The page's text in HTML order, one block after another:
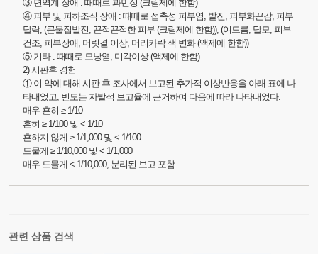
③ 면역계 장애 : 때때로 과민성 (크림제에 한함)
④ 피부 및 피하조직 장애 : 때때로 접촉성 피부염, 발진, 피부화끈감, 피부
탈락, (큰물집발진, 끈적끈적한 피부 (크림제에 한함)), (여드름, 탈모, 피부
건조, 피부장애, 머릿결 이상, 머리카락 색 변화 (액제에 한함))
⑤ 기타 : 때때로 모낭염, 미각이상 (액제에 한함)
2) 시판후 경험
① 이 약에 대해 시판 후 조사에서 보고된 추가적 이상반응을 아래 표에 나
타내었고, 빈도는 자발적 보고율에 근거하여 다음에 따라 나타내었다.
매우 흔히 ≥ 1/10
흔히 ≥ 1/100 및 < 1/10
흔하지 않게 ≥ 1/1,000 및 < 1/100
드물게 ≥ 1/10,000 및 < 1/1,000
매우 드물게 < 1/10,000, 분리된 보고 포함
관련 상품 검색